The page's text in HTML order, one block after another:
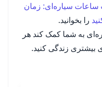
سیاره‌ای: زمان
را بخوانید.
به شما کمک کند هر
بیشتری زندگی کنید.